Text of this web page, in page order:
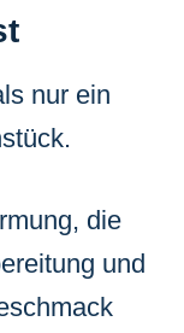
nur ein
die
und